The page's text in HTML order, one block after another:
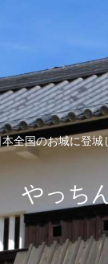
本全国のお城に登城
やっち